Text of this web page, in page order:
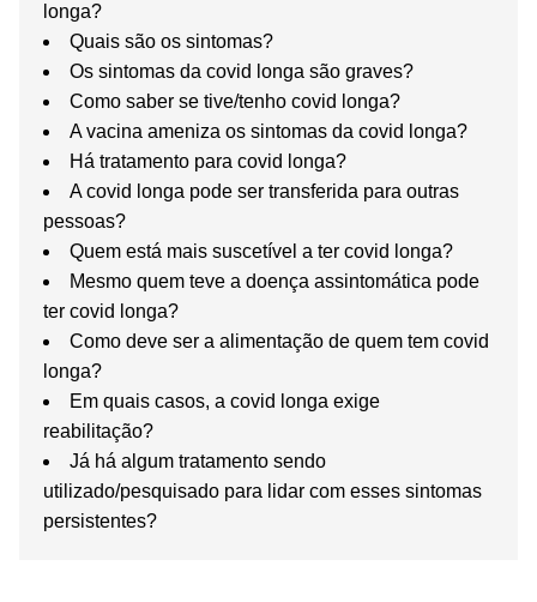
longa?
Quais são os sintomas?
Os sintomas da covid longa são graves?
Como saber se tive/tenho covid longa?
A vacina ameniza os sintomas da covid longa?
Há tratamento para covid longa?
A covid longa pode ser transferida para outras
pessoas?
Quem está mais suscetível a ter covid longa?
Mesmo quem teve a doença assintomática pode
ter covid longa?
Como deve ser a alimentação de quem tem covid
longa?
Em quais casos, a covid longa exige
reabilitação?
Já há algum tratamento sendo
utilizado/pesquisado para lidar com esses sintomas
persistentes?